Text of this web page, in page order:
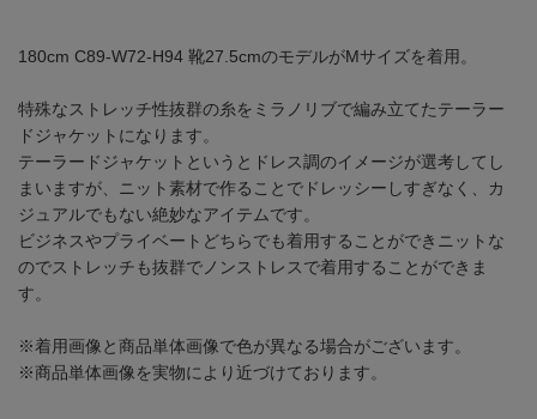
180cm C89-W72-H94 靴27.5cmのモデルがMサイズを着用。
特殊なストレッチ性抜群の糸をミラノリブで編み立てたテーラー
ドジャケットになります。
テーラードジャケットというとドレス調のイメージが選考してし
まいますが、ニット素材で作ることでドレッシーしすぎなく、カ
ジュアルでもない絶妙なアイテムです。
ビジネスやプライベートどちらでも着用することができニットな
のでストレッチも抜群でノンストレスで着用することができま
す。
※着用画像と商品単体画像で色が異なる場合がございます。
※商品単体画像を実物により近づけております。